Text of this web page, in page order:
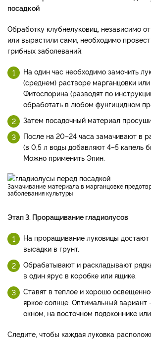
посадкой
Обработку клубнелуковиц, независимо
или вырастили сами, необходимо
грибных заболеваний:
На один час необходимо замочить
(среднем) растворе марганцовки
Фитоспорина (разводят по
обработать в любом фунгицидном
Затем посадочный материал
После на 20–24 часа замачивают в
(в 0,5 л воды добавляют 4–5 капель
Можно применить Эпин.
Замачивание материала в марганцовке предотвратит грибные
заболевания культуры
Этап 3. Проращивание гладиолусов
На проращивание луковицы достают
высадки в грунт.
Обрабатывают и раскладывают
в один ярус в коробке или ящике.
Ставят в теплое и хорошо
яркое солнце. Оптимальный
окном, на восточном подоконнике
Следите, чтобы каждая луковка